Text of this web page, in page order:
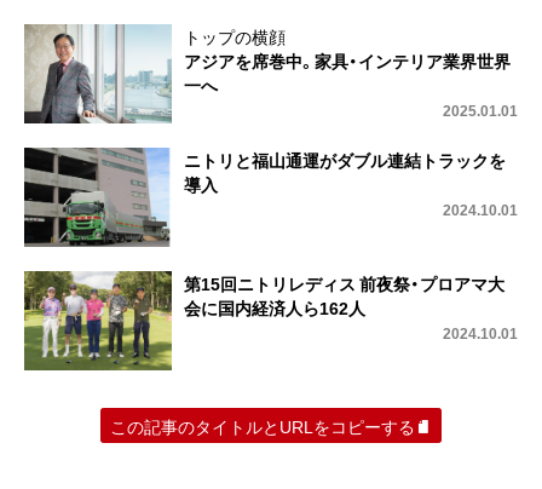
トップの横顔
アジアを席巻中。家具・インテリア業界世界
一へ
2025.01.01
ニトリと福山通運がダブル連結トラックを
導入
2024.10.01
第15回ニトリレディス 前夜祭・プロアマ大
会に国内経済人ら162人
2024.10.01
この記事のタイトルとURLをコピーする